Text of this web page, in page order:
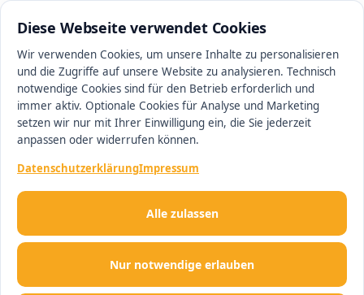
Diese Webseite verwendet Cookies
Wir verwenden Cookies, um unsere Inhalte zu personalisieren
und die Zugriffe auf unsere Website zu analysieren. Technisch
notwendige Cookies sind für den Betrieb erforderlich und
immer aktiv. Optionale Cookies für Analyse und Marketing
setzen wir nur mit Ihrer Einwilligung ein, die Sie jederzeit
anpassen oder widerrufen können.
DatenschutzerklärungImpressum
Nur notwendige erlauben
Alle zulassen